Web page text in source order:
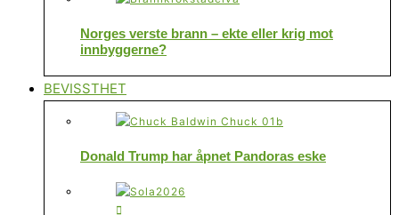
Norges verste brann – ekte eller krig mot
innbyggerne?
BEVISSTHET
Donald Trump har åpnet Pandoras eske